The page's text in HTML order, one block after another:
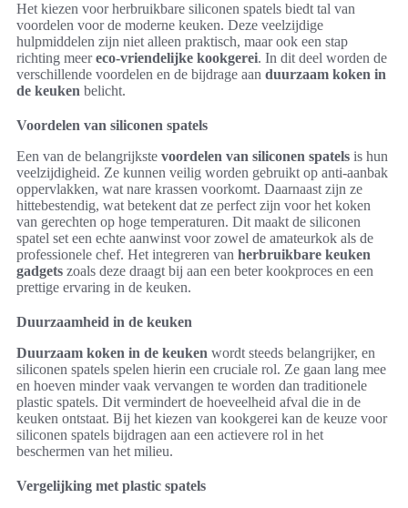
Het kiezen voor herbruikbare siliconen spatels biedt tal van
voordelen voor de moderne keuken. Deze veelzijdige
hulpmiddelen zijn niet alleen praktisch, maar ook een stap
richting meereco-vriendelijke kookgerei. In dit deel worden de
verschillende voordelen en de bijdrage aan duurzaam koken in
de keuken belicht.
Voordelen van siliconen spatels
Een van de belangrijkste voordelen van siliconen spatels is hun
veelzijdigheid. Ze kunnen veilig worden gebruikt op anti-aanbak
oppervlakken, wat nare krassen voorkomt. Daarnaast zijn ze
hittebestendig, wat betekent dat ze perfect zijn voor het koken
van gerechten op hoge temperaturen. Dit maakt de siliconen
spatel set een echte aanwinst voor zowel de amateurkok als de
professionele chef. Het integreren van herbruikbare keuken
gadgets zoals deze draagt bij aan een beter kookproces en een
prettige ervaring in de keuken.
Duurzaamheid in de keuken
Duurzaam koken in de keuken wordt steeds belangrijker, en
siliconen spatels spelen hierin een cruciale rol. Ze gaan lang mee
en hoeven minder vaak vervangen te worden dan traditionele
plastic spatels. Dit vermindert de hoeveelheid afval die in de
keuken ontstaat. Bij het kiezen van kookgerei kan de keuze voor
siliconen spatels bijdragen aan een actievere rol in het
beschermen van het milieu.
Vergelijking met plastic spatels